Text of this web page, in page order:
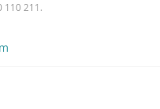
110 211.